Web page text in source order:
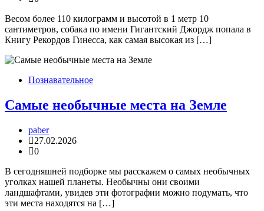
Весом более 110 килограмм и высотой в 1 метр 10
сантиметров, собака по имени Гигантский Джордж попала в
Книгу Рекордов Гинесса, как самая высокая из […]
Познавательное
Самые необычные места на Земле
paber
27.02.2026
0
В сегодняшней подборке мы расскажем о самых необычных
уголках нашей планеты. Необычны они своими
ландшафтами, увидев эти фотографии можно подумать, что
эти места находятся на […]